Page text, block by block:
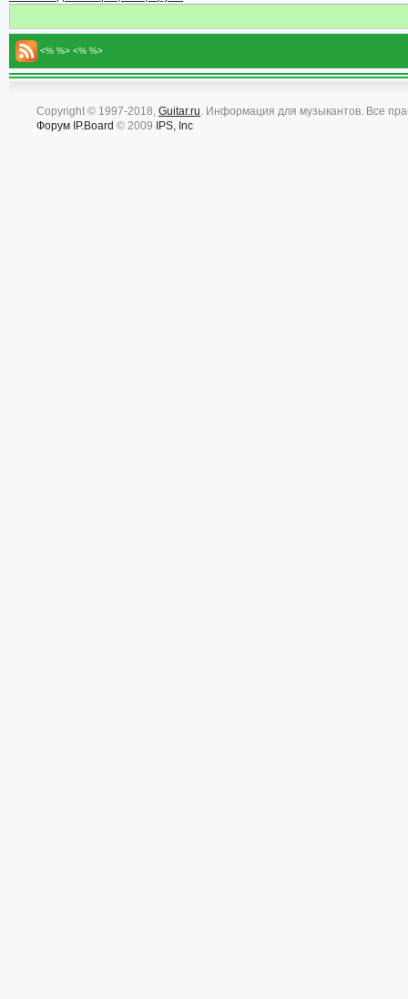
<% %> <% %>
Copyright © 1997-2018, Guitar.ru. Информация для музыкантов. Все
Форум IP.Board © 2009 IPS, Inc